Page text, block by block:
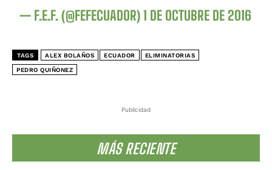
Publicidad
MÁS RECIENTE
— F.E.F. (@FEFECUADOR)1 DE OCTUBRE DE 2016
TAGS ALEX BOLAÑOS ECUADOR ELIMINATORIAS
PEDRO QUIÑONEZ